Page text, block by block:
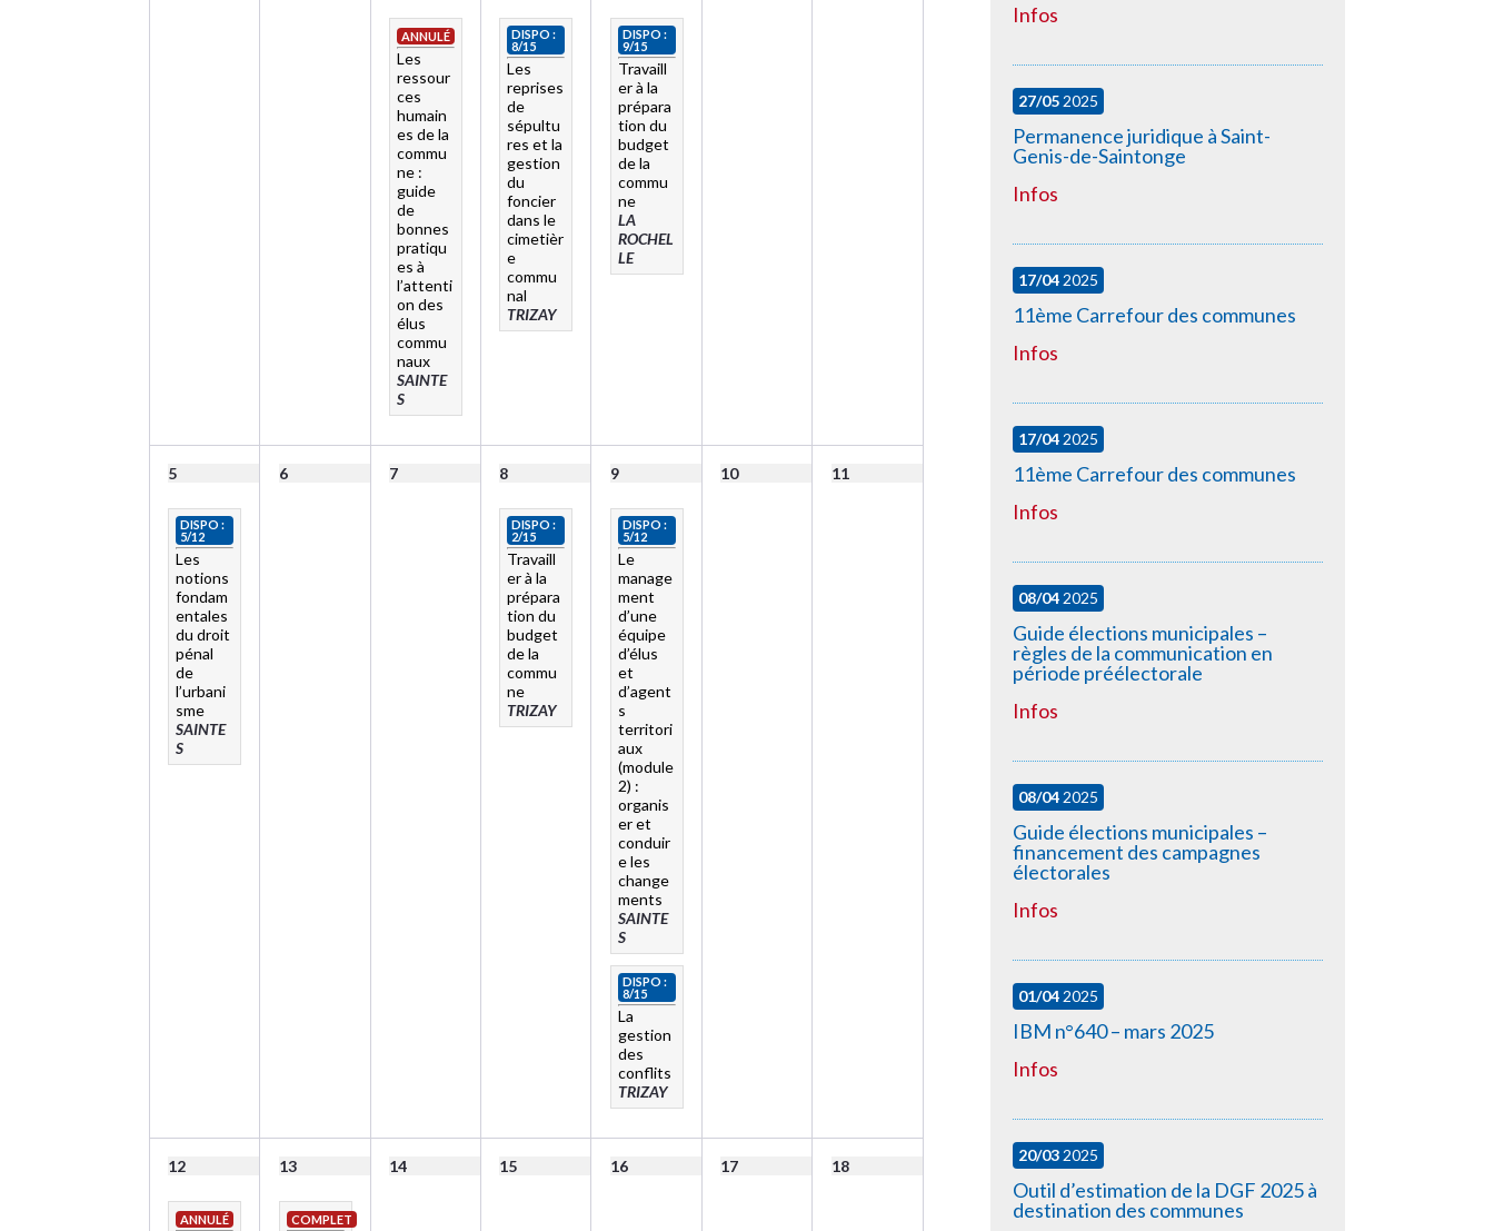
ANNULÉ
Les
ressour
ces
humain
es de la
commu
ne :
guide
de
bonnes
pratiqu
es à
l’attenti
on des
élus
commu
naux
SAINTE
S
DISPO :
8/15
Les
reprises
de
sépultu
res et la
gestion
du
foncier
dans le
cimetièr
e
commu
nal
TRIZAY
DISPO :
9/15
Travaill
er à la
prépara
tion du
budget
de la
commu
ne
LA
ROCHEL
LE
5
DISPO :
5/12
Les
notions
fondam
entales
du droit
pénal
de
l’urbani
sme
SAINTE
S
6 7 8
DISPO :
2/15
Travaill
er à la
prépara
tion du
budget
de la
commu
ne
TRIZAY
9
DISPO :
5/12
Le
manage
ment
d’une
équipe
d’élus
et
d’agent
s
territori
aux
(module
2) :
organis
er et
conduir
e les
change
ments
SAINTE
S
DISPO :
8/15
La
gestion
des
conflits
TRIZAY
10 11
12
ANNULÉ
13
COMPLET
14 15 16 17 18
Infos
27/052025
Permanence juridique à Saint-
Genis-de-Saintonge
Infos
17/042025
11ème Carrefour des communes
Infos
17/042025
11ème Carrefour des communes
Infos
08/042025
Guide élections municipales –
règles de la communication en
période préélectorale
Infos
08/042025
Guide élections municipales –
financement des campagnes
électorales
Infos
01/042025
IBM n°640 – mars 2025
Infos
20/032025
Outil d’estimation de la DGF 2025 à
destination des communes